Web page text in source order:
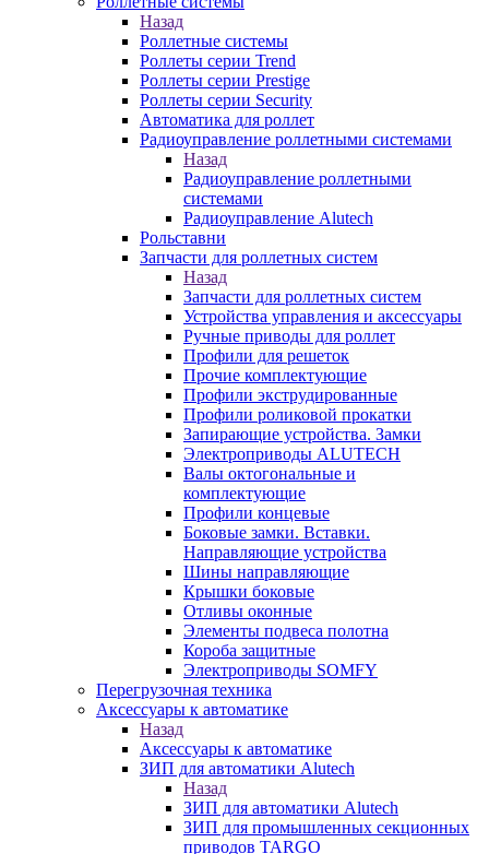
Назад
Роллетные системы
Роллеты серии Trend
Роллеты серии Prestige
Роллеты серии Security
Автоматика для роллет
Радиоуправление роллетными системами
Назад
Радиоуправление роллетными
системами
Радиоуправление Alutech
Рольставни
Запчасти для роллетных систем
Назад
Запчасти для роллетных систем
Устройства управления и аксессуары
Ручные приводы для роллет
Профили для решеток
Прочие комплектующие
Профили экструдированные
Профили роликовой прокатки
Запирающие устройства. Замки
Электроприводы ALUTECH
Валы октогональные и
комплектующие
Профили концевые
Боковые замки. Вставки.
Направляющие устройства
Шины направляющие
Крышки боковые
Отливы оконные
Элементы подвеса полотна
Короба защитные
Электроприводы SOMFY
Перегрузочная техника
Аксессуары к автоматике
Назад
Аксессуары к автоматике
ЗИП для автоматики Alutech
Назад
ЗИП для автоматики Alutech
ЗИП для промышленных секционных
приводов TARGO